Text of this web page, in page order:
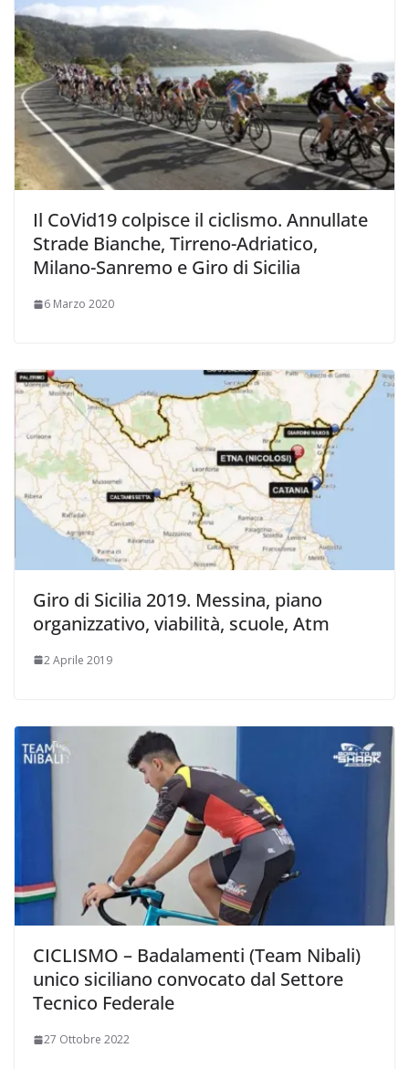
Il CoVid19 colpisce il ciclismo. Annullate
Strade Bianche, Tirreno-Adriatico,
Milano-Sanremo e Giro di Sicilia
6 Marzo 2020
Giro di Sicilia 2019. Messina, piano
organizzativo, viabilità, scuole, Atm
2 Aprile 2019
CICLISMO – Badalamenti (Team Nibali)
unico siciliano convocato dal Settore
Tecnico Federale
27 Ottobre 2022